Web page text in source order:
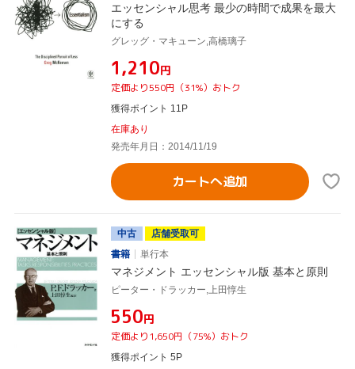
エッセンシャル思考 最少の時間で成果を最大
にする
グレッグ・マキューン,高橋璃子
¥1,210円
定価より550円（31%）おトク
獲得ポイント 11P
在庫あり
発売年月日：2014/11/19
カートへ追加
中古
店舗受取可
書籍
単行本
マネジメント エッセンシャル版 基本と原則
ピーター・ドラッカー,上田惇生
¥550円
定価より1,650円（75%）おトク
獲得ポイント 5P